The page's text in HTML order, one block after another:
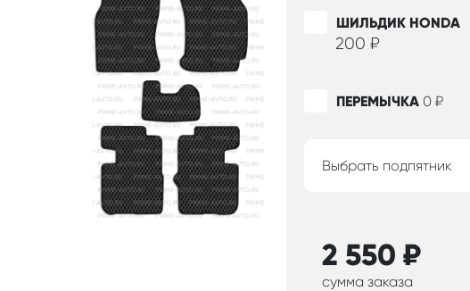
ШИЛЬДИК HONDA
200 ₽
ПЕРЕМЫЧКА 0 ₽
Выбрать подпятник
2 550 ₽
сумма заказа